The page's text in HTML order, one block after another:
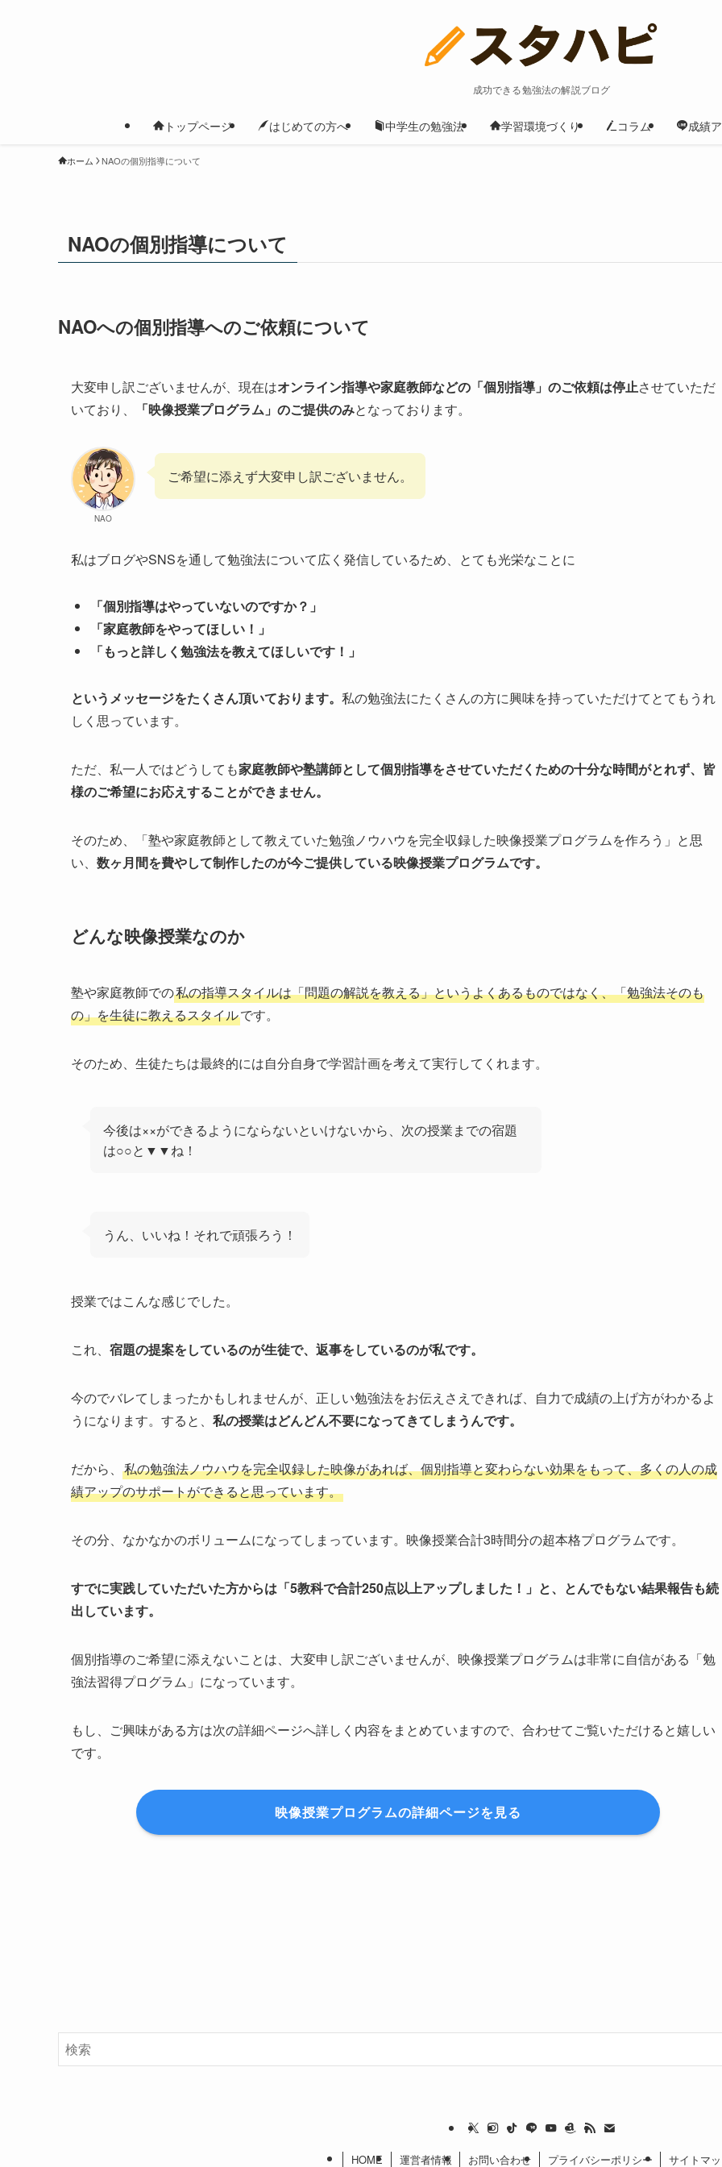
成功できる勉強法の解説ブログ
トップページ はじめての方へ 中学生の勉強法 学習環境づくり コラム 成績
ホーム NAOの個別指導について
NAOの個別指導について
NAOへの個別指導へのご依頼について
大変申し訳ございませんが、現在はオンライン指導や家庭教師などの「個別指導」のご依頼は停止させていただ
いており、
「映像授業プログラム」のご提供のみとなっております。
NAO
ご希望に添えず大変申し訳ございません。
私はブログやSNSを通して勉強法について広く発信しているため、とても光栄なことに
「個別指導はやっていないのですか？」
「家庭教師をやってほしい！」
「もっと詳しく勉強法を教えてほしいです！」
というメッセージをたくさん頂いております。 私の勉強法にたくさんの方に興味を持っていただけてとてもうれ
しく思っています。
ただ、私一人ではどうしても家庭教師や塾講師として個別指導をさせていただくための十分な時間がとれず、皆
様のご希望にお応えすることができません。
そのため、「塾や家庭教師として教えていた勉強ノウハウを完全収録した映像授業プログラムを作ろう」と思
い、 数ヶ月間を費やして制作したのが今ご提供している映像授業プログラムです。
どんな映像授業なのか
塾や家庭教師での私の指導スタイルは「問題の解説を教える」というよくあるものではなく、「勉強法そのも
の」を生徒に教えるスタイルです。
そのため、生徒たちは最終的には自分自身で学習計画を考えて実行してくれます。
今後は××ができるようにならないといけないから、次の授業までの宿題
は○○と▼▼ね！
うん、いいね！それで頑張ろう！
授業ではこんな感じでした。
これ、 宿題の提案をしているのが生徒で、返事をしているのが私です。
今のでバレてしまったかもしれませんが、正しい勉強法をお伝えさえできれば、自力で成績の上げ方がわかるよ
うになります。すると、 私の授業はどんどん不要になってきてしまうんです。
だから、 私の勉強法ノウハウを完全収録した映像があれば、個別指導と変わらない効果をもって、多くの人の成
績アップのサポートができると思っています。
その分、なかなかのボリュームになってしまっています。映像授業合計3時間分の超本格プログラムです。
すでに実践していただいた方からは「5教科で合計250点以上アップしました！」と、とんでもない結果報告も続
出しています。
個別指導のご希望に添えないことは、大変申し訳ございませんが、映像授業プログラムは非常に自信がある「勉
強法習得プログラム」になっています。
もし、ご興味がある方は次の詳細ページへ詳しく内容をまとめていますので、合わせてご覧いただけると嬉しい
です。
映像授業プログラムの詳細ページを見る
HOME 運営者情報 お問い合わせ プライバシーポリシー サイトマ